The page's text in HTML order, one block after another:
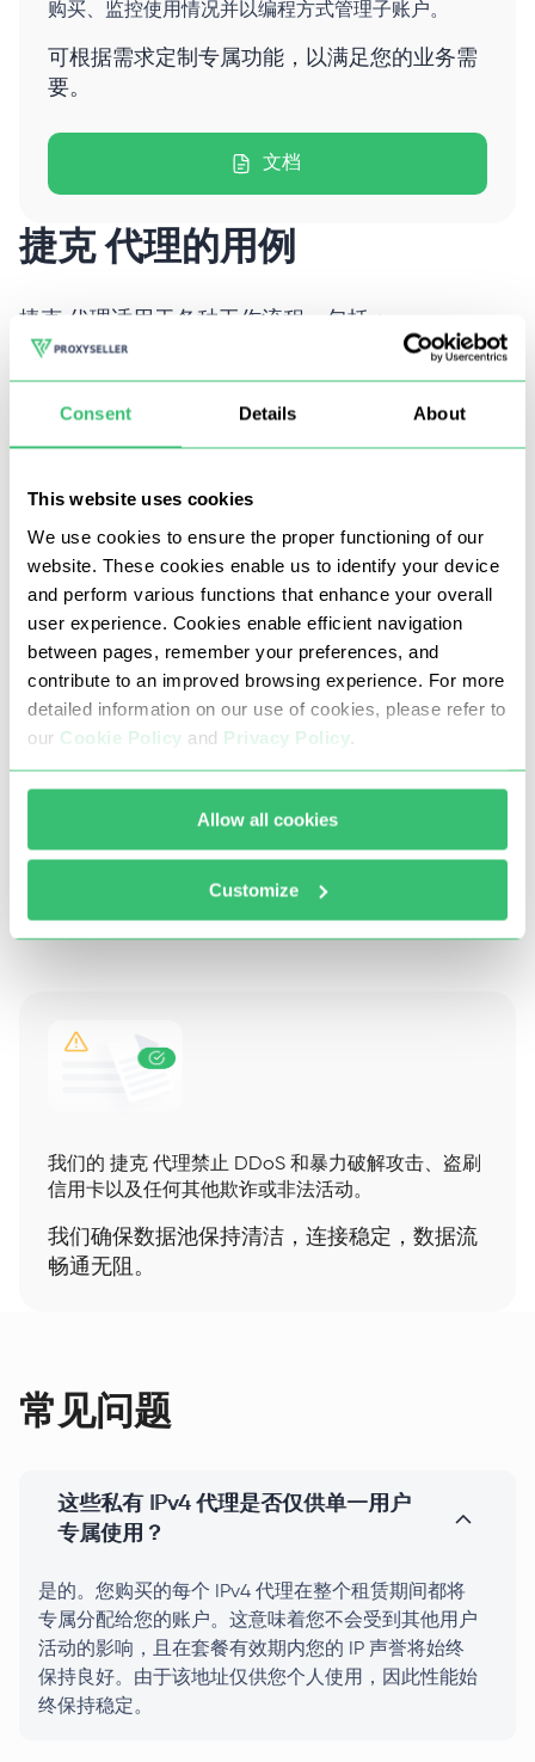
Consent Details About
This website uses cookies
We use cookies to ensure the proper functioning of our
website. These cookies enable us to identify your device
and perform various functions that enhance your overall
user experience. Cookies enable efficient navigation
between pages, remember your preferences, and
contribute to an improved browsing experience. For more
detailed information on our use of cookies, please refer to
our Cookie Policy and Privacy Policy
Allow all cookies
Customize
购买、监控使用情况并以编程方式管理子账户。
可根据需求定制专属功能，以满足您的业务需
要。
文档
捷克 代理的用例
捷克 代理适用于各种工作流程，包括：
社交媒体
公开内容与互动监测
我们的 捷克 代理禁止 DDoS 和暴力破解攻击、盗刷
信用卡以及任何其他欺诈或非法活动。
我们确保数据池保持清洁，连接稳定，数据流
畅通无阻。
常见问题
这些私有 IPv4 代理是否仅供单一用户
专属使用？
是的。您购买的每个 IPv4 代理在整个租赁期间都将
专属分配给您的账户。这意味着您不会受到其他用户
活动的影响，且在套餐有效期内您的 IP 声誉将始终
保持良好。由于该地址仅供您个人使用，因此性能始
终保持稳定。